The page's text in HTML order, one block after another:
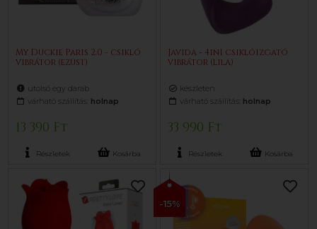
My Duckie Paris 2.0 - csikló
vibrátor (ezüst)
utolsó egy darab
várható szállítás: holnap
13 390 Ft
Részletek Kosárba
Javida - 4in1 csiklóizgató
vibrátor (lila)
készleten
várható szállítás: holnap
33 990 Ft
Részletek Kosárba
-15%